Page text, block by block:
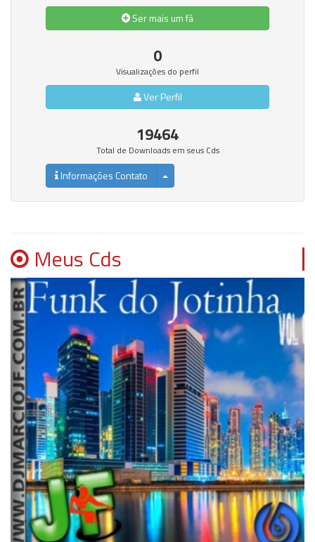
Ser mais um fã
0
Visualizações do perfil
Ver Perfil
19464
Total de Downloads em seus Cds
Informações Contato
Meus Cds